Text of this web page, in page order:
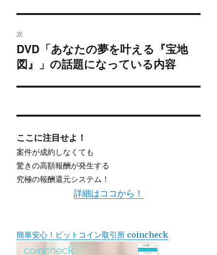
ー
シ
ョ
ン
次
次
の
稿:
DVD「あなたの夢を叶える『宝地
図』」の話題になっている内容
ここに注目せよ！
案件が成約しなくても
驚きの高額報酬が発生する
究極の報酬還元システム！
詳細はココから！
簡単安心！ビットコイン取引所 coincheck